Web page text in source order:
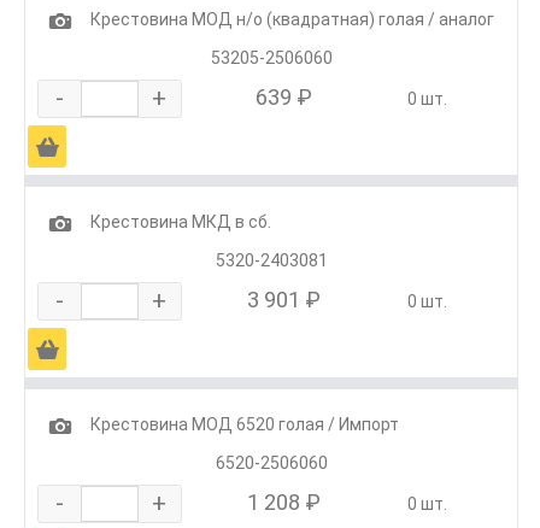
1
Крестовина МОД н/о (квадратная) голая / аналог
53205-2506060
- + 639 ₽ 0 шт.
Ä
1
Крестовина МКД в сб.
5320-2403081
- + 3 901 ₽ 0 шт.
Ä
1
Крестовина МОД 6520 голая / Импорт
6520-2506060
- + 1 208 ₽ 0 шт.